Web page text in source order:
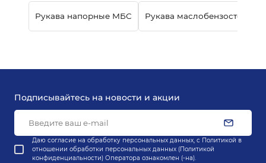
Рукава напорные МБС Рукава
Подписывайтесь на новости и акции
Даю согласие на обработку персональных данных, с Политикой в
отношении обработки персональных данных (Политикой
конфиденциальности) Оператора ознакомлен (-на).